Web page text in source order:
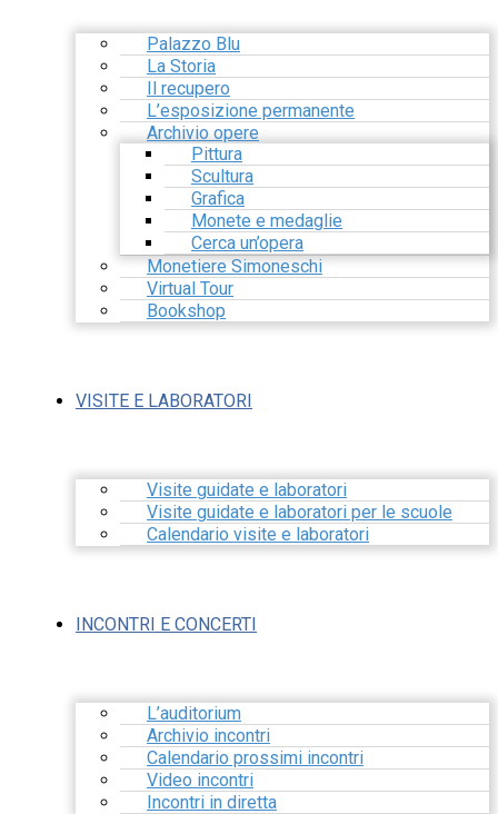
Palazzo Blu
La Storia
Il recupero
L’esposizione permanente
Archivio opere
Pittura
Scultura
Grafica
Monete e medaglie
Cerca un’opera
Monetiere Simoneschi
Virtual Tour
Bookshop
VISITE E LABORATORI
Visite guidate e laboratori
Visite guidate e laboratori per le scuole
Calendario visite e laboratori
INCONTRI E CONCERTI
L’auditorium
Archivio incontri
Calendario prossimi incontri
Video incontri
Incontri in diretta